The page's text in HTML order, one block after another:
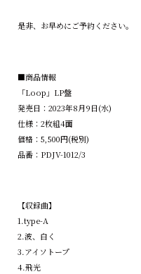
是非、お早めにご予約ください。
■商品情報
「Loop」LP盤
発売日：2023年8月9日(水)
仕様：2枚組4面
価格：5,500円(税別)
品番：PDJV-1012/3
【収録曲】
1.type-A
2.波、白く
3.アイソトープ
4.飛光